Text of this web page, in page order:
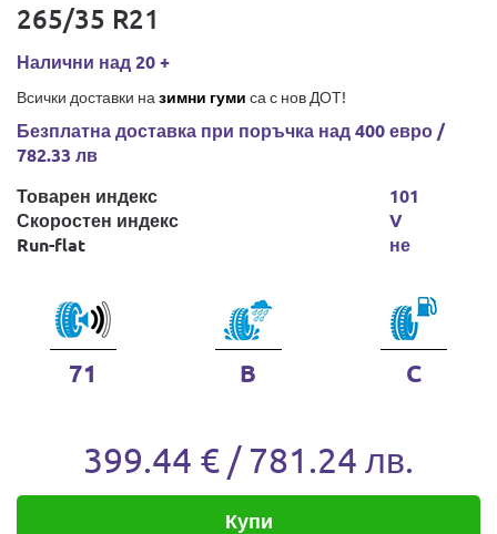
265/35 R21
Налични над 20 +
Всички доставки на зимни гуми са с нов ДОТ!
Безплатна доставка при поръчка над 400 евро /
782.33 лв
Товарен индекс
Скоростен индекс
Run-flat
101
V
не
71 B C
399.44 € / 781.24 лв.
Купи